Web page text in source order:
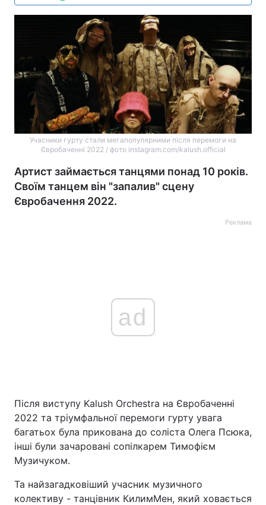
Учасники гурту стали мегапопулярними після перемоги на
Євробаченні 2022 / фото instagram.com/kalush.official
Артист займається танцями понад 10 років.
Своїм танцем він "запалив" сцену
Євробачення 2022.
Реклама
ad
Після виступу Kalush Orchestra на Євробаченні
2022 та тріумфальної перемоги гурту увага
багатьох була прикована до соліста Олега Псюка,
інші були зачаровані сопілкарем Тимофієм
Музичуком.
Та найзагадковіший учасник музичного
колективу - танцівник КилимМен, який ховається